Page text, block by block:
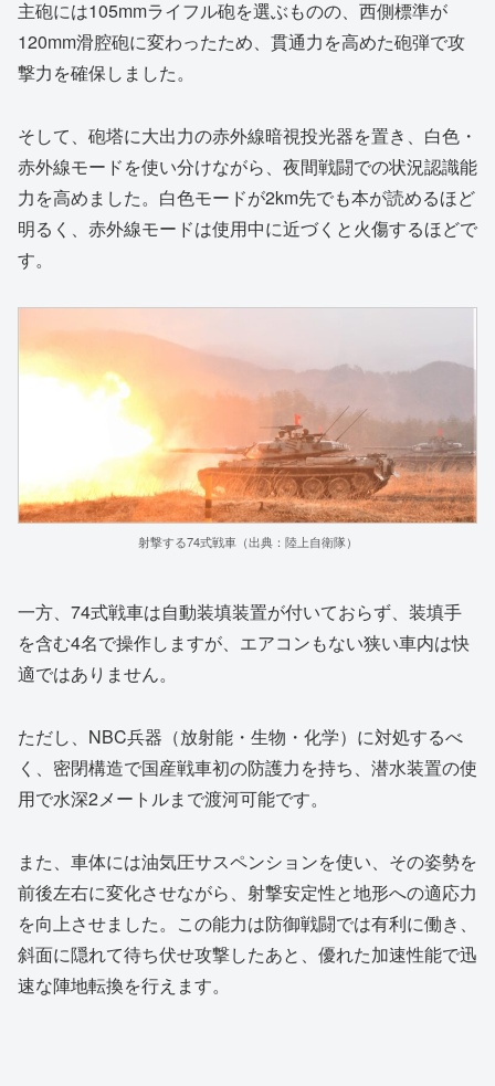
主砲には105mmライフル砲を選ぶものの、西側標準が
120mm滑腔砲に変わったため、貫通力を高めた砲弾で攻
撃力を確保しました。
そして、砲塔に大出力の赤外線暗視投光器を置き、白色・
赤外線モードを使い分けながら、夜間戦闘での状況認識能
力を高めました。白色モードが2km先でも本が読めるほど
明るく、赤外線モードは使用中に近づくと火傷するほどで
す。
射撃する74式戦車（出典：陸上自衛隊）
一方、74式戦車は自動装填装置が付いておらず、装填手
を含む4名で操作しますが、エアコンもない狭い車内は快
適ではありません。
ただし、NBC兵器（放射能・生物・化学）に対処するべ
く、密閉構造で国産戦車初の防護力を持ち、潜水装置の使
用で水深2メートルまで渡河可能です。
また、車体には油気圧サスペンションを使い、その姿勢を
前後左右に変化させながら、射撃安定性と地形への適応力
を向上させました。この能力は防御戦闘では有利に働き、
斜面に隠れて待ち伏せ攻撃したあと、優れた加速性能で迅
速な陣地転換を行えます。